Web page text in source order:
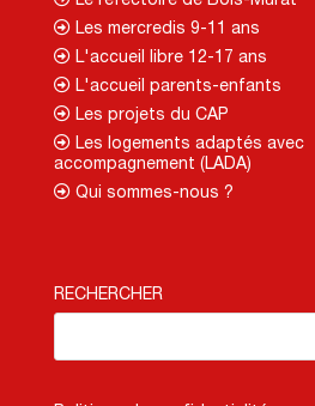
Les mercredis 9-11 ans
L'accueil libre 12-17 ans
L'accueil parents-enfants
Les projets du CAP
Les logements adaptés avec
accompagnement (LADA)
Qui sommes-nous ?
RECHERCHER